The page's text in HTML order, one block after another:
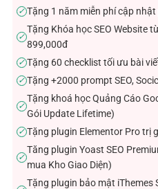
✓Tặng 1 năm miễn phí cập
✓
Tặng Khóa học SEO Website
899,000đ
✓Tặng 60 checklist tối ưu bài
✓Tặng +2000 prompt SEO,
✓
Tặng khoá học Quảng Cáo
Gói Update Lifetime)
✓Tặng plugin Elementor Pro trị
✓
Tăng plugin Yoast SEO
mua Kho Giao Diện)
Tặng plugin bảo mật iThemes